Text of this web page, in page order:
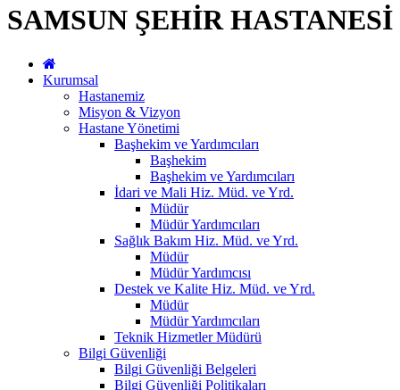
SAMSUN ŞEHİR HASTANESİ
Kurumsal
Hastanemiz
Misyon & Vizyon
Hastane Yönetimi
Başhekim ve Yardımcıları
Başhekim
Başhekim ve Yardımcıları
İdari ve Mali Hiz. Müd. ve Yrd.
Müdür
Müdür Yardımcıları
Sağlık Bakım Hiz. Müd. ve Yrd.
Müdür
Müdür Yardımcısı
Destek ve Kalite Hiz. Müd. ve Yrd.
Müdür
Müdür Yardımcıları
Teknik Hizmetler Müdürü
Bilgi Güvenliği
Bilgi Güvenliği Belgeleri
Bilgi Güvenliği Politikaları